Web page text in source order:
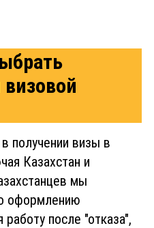
визовой
получении визы в
Казахстан и
мы
оформлению
после "отказа",